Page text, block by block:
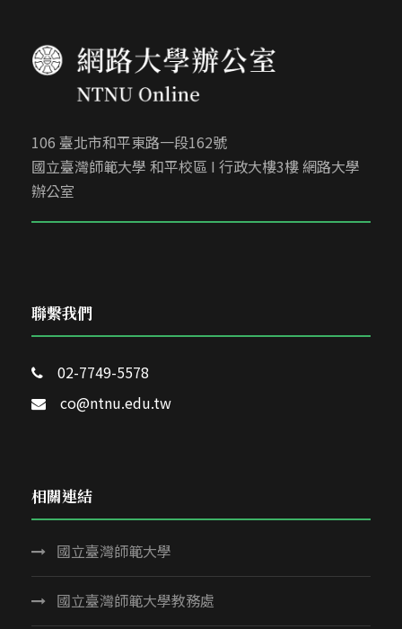
106 臺北市和平東路一段162號
國立臺灣師範大學 和平校區 I 行政大樓3樓 網路大學
辦公室
聯繫我們
02-7749-5578
co@ntnu.edu.tw
相關連結
國立臺灣師範大學
國立臺灣師範大學教務處